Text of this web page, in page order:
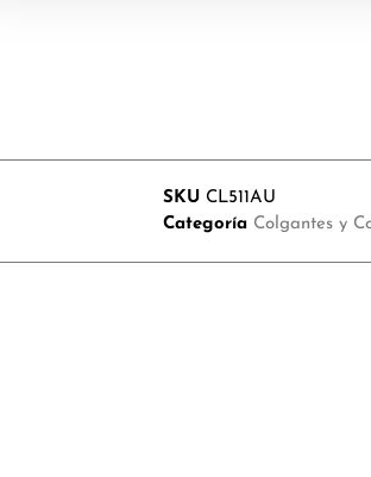
SKU CL511AU
Categoría Colgantes y